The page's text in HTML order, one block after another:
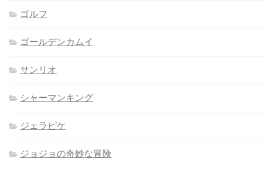
ゴルフ
ゴールデンカムイ
サンリオ
シャーマンキング
ジェラピケ
ジョジョの奇妙な冒険